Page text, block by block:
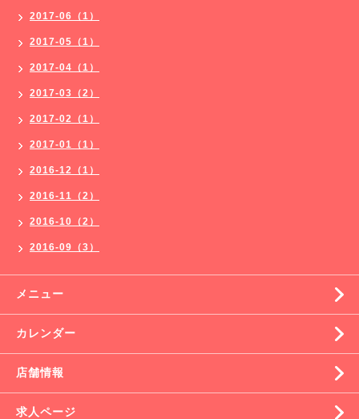
2017-06（1）
2017-05（1）
2017-04（1）
2017-03（2）
2017-02（1）
2017-01（1）
2016-12（1）
2016-11（2）
2016-10（2）
2016-09（3）
メニュー
カレンダー
店舗情報
求人ページ